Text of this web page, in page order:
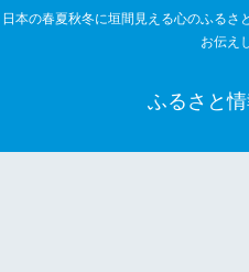
日本の春夏秋冬に垣間見える心のふるさ
お伝え
ふるさと